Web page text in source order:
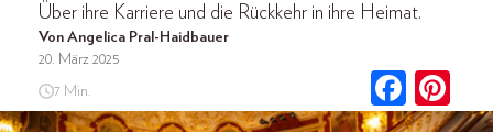
Über ihre Karriere und die Rückkehr in ihre Heimat.
Von Angelica Pral-Haidbauer
20. März 2025
7 Min.